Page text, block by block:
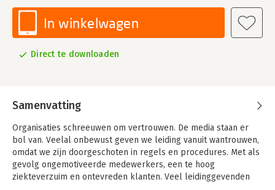
In winkelwagen
Direct te downloaden
Samenvatting
Organisaties schreeuwen om vertrouwen. De media staan er
bol van. Veelal onbewust geven we leiding vanuit wantrouwen,
omdat we zijn doorgeschoten in regels en procedures. Met als
gevolg ongemotiveerde medewerkers, een te hoog
ziekteverzuim en ontevreden klanten. Veel leidinggevenden